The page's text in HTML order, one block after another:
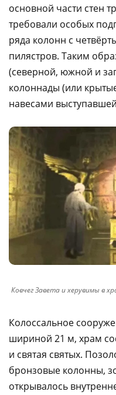
основной части стен
требовали особых
ряда колонн с
пилястров. Таким
(северной, южной и
колоннады (или
навесами
Ковчег Завета и херувимы в
Колоссальное
шириной 21 м, храм
и святая святых.
бронзовые колонны,
открывалось